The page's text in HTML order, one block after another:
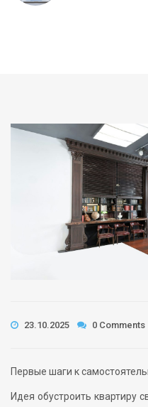
23.10.2025 0 Comments
Первые шаги к
Идея обустроить квартиру